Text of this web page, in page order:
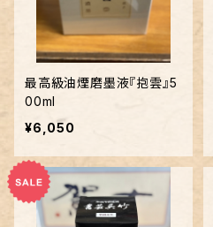
最高級油煙磨墨液『抱雲』5
00ml
¥6,050